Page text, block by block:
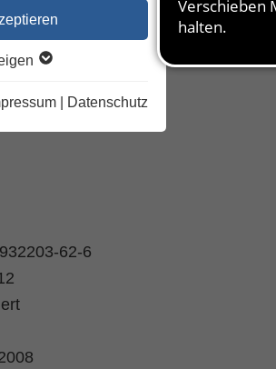
Datenschutz
62-6